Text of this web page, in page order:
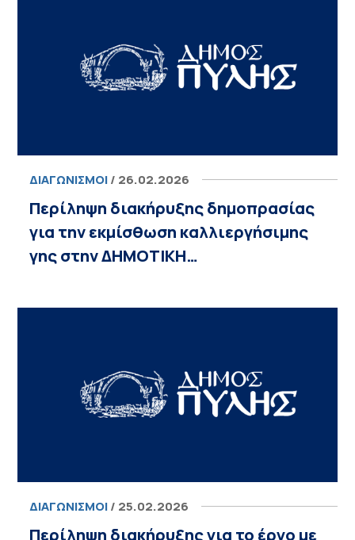
ΔΙΑΓΩΝΙΣΜΟΊ/ 26.02.2026
Περίληψη διακήρυξης δημοπρασίας
για την εκμίσθωση καλλιεργήσιμης
γης στην ΔΗΜΟΤΙΚΗ…
ΔΙΑΓΩΝΙΣΜΟΊ/ 25.02.2026
Περίληψη διακήρυξης για το έργο με